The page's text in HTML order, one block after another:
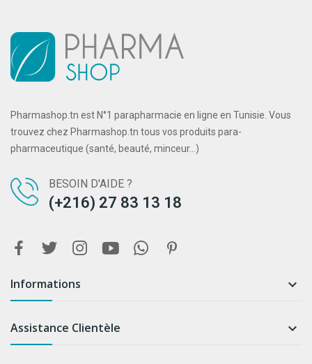
Pharmashop.tn est N°1 parapharmacie en ligne en Tunisie. Vous
trouvez chez Pharmashop.tn tous vos produits para-
pharmaceutique (santé, beauté, minceur...)
BESOIN D'AIDE ?
(+216) 27 83 13 18
Informations 
Assistance Clientèle 